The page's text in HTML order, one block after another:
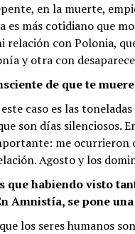
en la muerte,
es más cotidiano que
relación con Polonia,
y otra con
de que te
caso es las
son días silenciosos.
me ocurrieron
Agosto y los
que habiendo visto
Amnistía, se pone
los seres humanos